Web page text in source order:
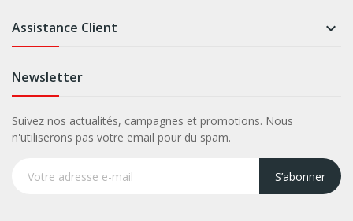
Assistance Client 
Newsletter
Suivez nos actualités, campagnes et promotions. Nous
n'utiliserons pas votre email pour du spam.
S’abonner